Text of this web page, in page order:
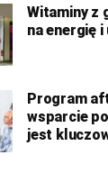
Witaminy z
na energię i
Program
wsparcie
jest